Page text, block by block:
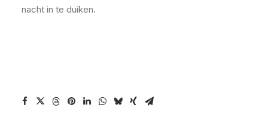
nacht in te duiken.